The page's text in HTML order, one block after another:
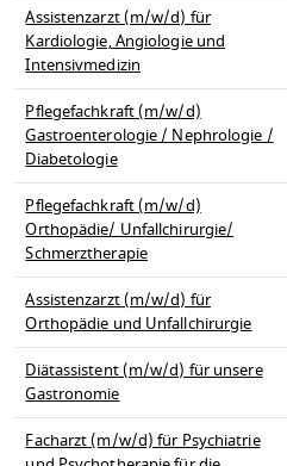
Assistenzarzt (m/w/d) für
Kardiologie, Angiologie und
Intensivmedizin
Pflegefachkraft (m/w/d)
Gastroenterologie / Nephrologie /
Diabetologie
Pflegefachkraft (m/w/d)
Orthopädie/ Unfallchirurgie/
Schmerztherapie
Assistenzarzt (m/w/d) für
Orthopädie und Unfallchirurgie
Diätassistent (m/w/d) für unsere
Gastronomie
Facharzt (m/w/d) für Psychiatrie